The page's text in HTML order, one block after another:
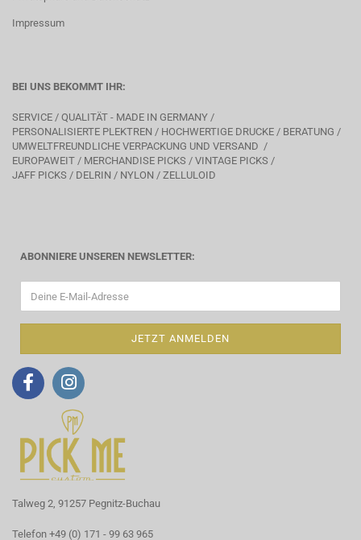
Impressum
BEI UNS BEKOMMT IHR:
SERVICE / QUALITÄT - MADE IN GERMANY /
PERSONALISIERTE PLEKTREN / HOCHWERTIGE DRUCKE / BERATUNG /
UMWELTFREUNDLICHE VERPACKUNG UND VERSAND /
EUROPAWEIT / MERCHANDISE PICKS / VINTAGE PICKS /
JAFF PICKS / DELRIN / NYLON / ZELLULOID
ABONNIERE UNSEREN NEWSLETTER:
Talweg 2, 91257 Pegnitz-Buchau
Telefon +49 (0) 171 - 99 63 965